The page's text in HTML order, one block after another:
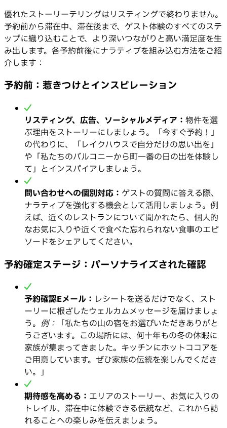
優れたストーリーテリングはリスティングで終わりません。
予約前から滞在中、滞在後まで、ゲスト体験のすべてのステ
ップに織り込むことで、より深いつながりと高い満足度を生
み出します。各予約前後にナラティブを組み込む方法をご紹
介します：
予約前：惹きつけとインスピレーション
リスティング、広告、ソーシャルメディア： 物件を選
ぶ理由をストーリーにしましょう。「今すぐ予約！」
の代わりに、「レイクハウスで自分だけの思い出を」
や「私たちのバルコニーから町一番の日の出を体験し
て」とインスパイアしましょう。
問い合わせへの個別対応： ゲストの質問に答える際、
ナラティブを強化する機会として活用しましょう。例
えば、近くのレストランについて聞かれたら、個人的
なお気に入りや近くで食べた忘れられない食事のエピ
ソードをシェアしてください。
予約確定ステージ：パーソナライズされた確認
予約確認Eメール： レシートを送るだけでなく、スト
ーリーに根ざしたウェルカムメッセージを届けましょ
う。 例： 「私たちの山の宿をお選びいただきありがと
うございます。この場所には、何十年もの冬の休暇に
家族が集まってきました。キッチンにホットココアを
ご用意しています。ぜひ家族の伝統を楽しんでくださ
い。」
期待感を高める： エリアのストーリー、お気に入りの
トレイル、滞在中に体験できる伝統など、これから訪
れることへの楽しみを伝えましょう。